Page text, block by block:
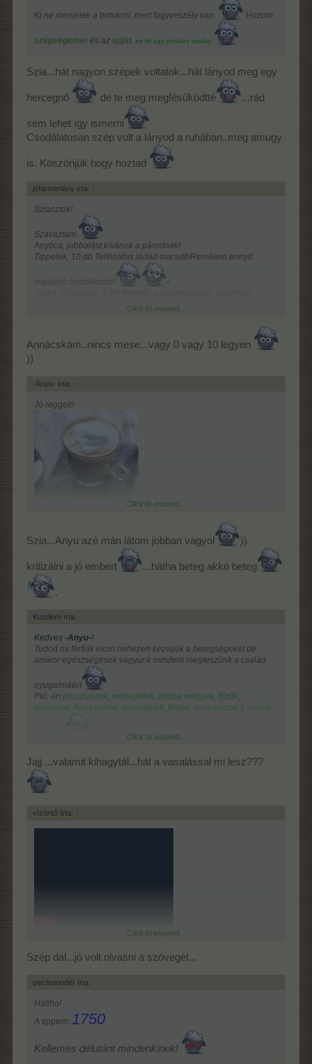
Ki ne menjetek a birtokról, mert fagyveszély van. Hozom
szépségemet és az apját. ez itt egy pirulós smiley
Szia...hát nagyon szépek voltatok...hát lányod meg egy
hercegnő de te meg megfésűködtté ...rád
sem lehet így ismerni
Csodálatosan szép volt a lányod a ruhában..meg amugy
is. Köszönjük hogy hoztad
jófarmerlány írta: ↑
Sziasztok!
Szavaztam.
Anyóca, jobbulást kívánok a párodnak!
Tippelek, 10 db Teliholdas ládád maradt!/Remélem ennyit
legalább tartalékoltál!
Zseni-apu. a Te lánykád gyönyörűséges, látszik, milyen büszkén
Click to expand...
Annácskám..nincs mese...vagy 0 vagy 10 legyen
))
-Anyu- írta: ↑
Jó reggelt!
össze-visznya...
Komolyan! Vége
lehetne már...
Jól mondod Ildikóm! Az uram úgy szenved...Hogy égnek áll a
hajam tőle...37-38 fokos láznál végrendeletet akar írni...
Ninettkém! Tippelni nem szeretnél?
Örülök, hogy Emesém jól van!
szavazni...Du. visszanézek.
Click to expand...
Szia...Anyu azé mán látom jobban vagyol ))
kritizálni a jó embert ...hátha beteg akkó beteg
.
Kuzdern írta: ↑
Kedves -Anyu-!
Tudod mi férfiak kicsit nehezen kezeljük a betegségeket de
amikor egészségesek vagyunk mindent megteszünk a család
nyugalmáért
Pld: én porszívózok, mosogatok, boltba megyek, főzők,
teregetek, füvet nyírok, sepregetek, festek, csavarozok 1 szóval
Nem kávézok, nem cigizek, nem iszok lötyi energia italokat,
csak arra a pár napra kérnénk 1 kis nyugit
Click to expand...
Jajj ...valamit kihagytál...hát a vasalással mi lesz???
vízöntő írta: ↑
Click to expand...
Szép dal...jó volt olvasni a szövegét...
pecástündér írta: ↑
Halihó!
A tippem: 1750
Kellemes délutánt mindenkinek!